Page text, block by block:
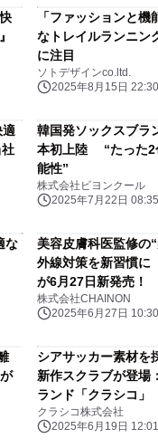
「ファッションと機
なトレイルランニン
に注目
ソトデザインco.ltd.
2025年8月15日 22:30
適
韓国発ソックスブラ
本初上陸 “たった2
能性”
株式会社ビヨンクール
2025年7月22日 08:35
な
美容皮膚科医監修の
外線対策を新習慣に
が6月27日新発売！
株式会社CHAINON
2025年6月27日 10:30
シアサッカー素材を
新作スクラブが登場
ランド「クラシコ」
クラシコ株式会社
2025年6月19日 12:01